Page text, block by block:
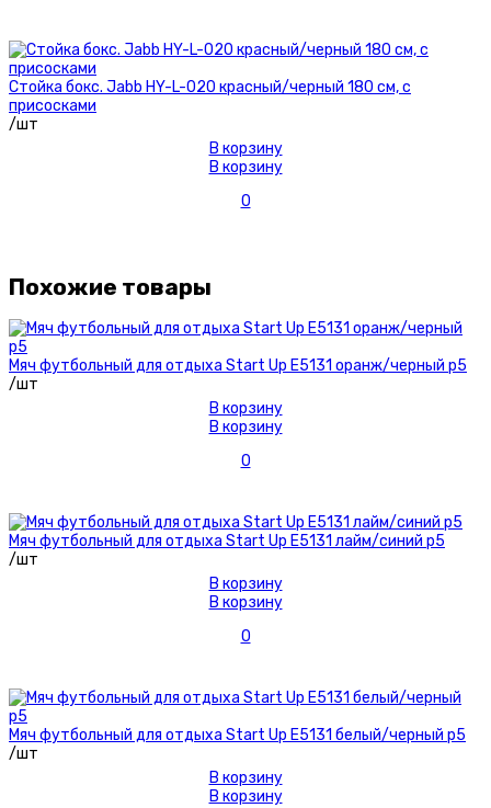
Стойка бокс. Jabb HY-L-020 красный/черный 180 см, с
присосками
/шт
В корзину
В корзину
0
Похожие товары
Мяч футбольный для отдыха Start Up E5131 оранж/черный р5
/шт
В корзину
В корзину
0
Мяч футбольный для отдыха Start Up E5131 лайм/синий р5
/шт
В корзину
В корзину
0
Мяч футбольный для отдыха Start Up E5131 белый/черный р5
/шт
В корзину
В корзину